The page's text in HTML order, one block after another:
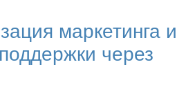
маркетинга и
через